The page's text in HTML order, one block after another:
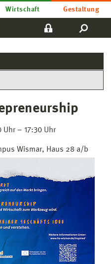
Wirtschaft Gestaltung
Uhr – 17:30 Uhr
Wismar, Haus 28 a/b